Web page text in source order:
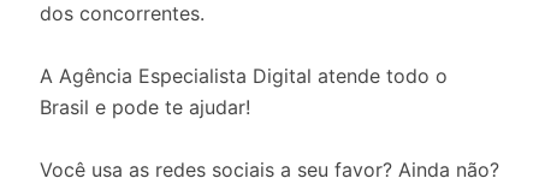
dos concorrentes.
A Agência Especialista Digital atende todo o
Brasil e pode te ajudar!
Você usa as redes sociais a seu favor? Ainda não?